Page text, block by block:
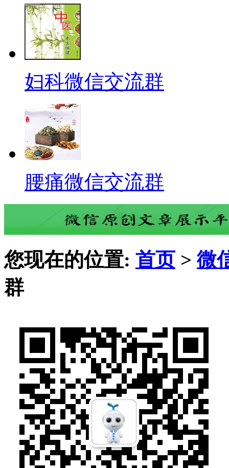
妇科微信交流群
腰痛微信交流群
您现在的位置: 首页 >微
群